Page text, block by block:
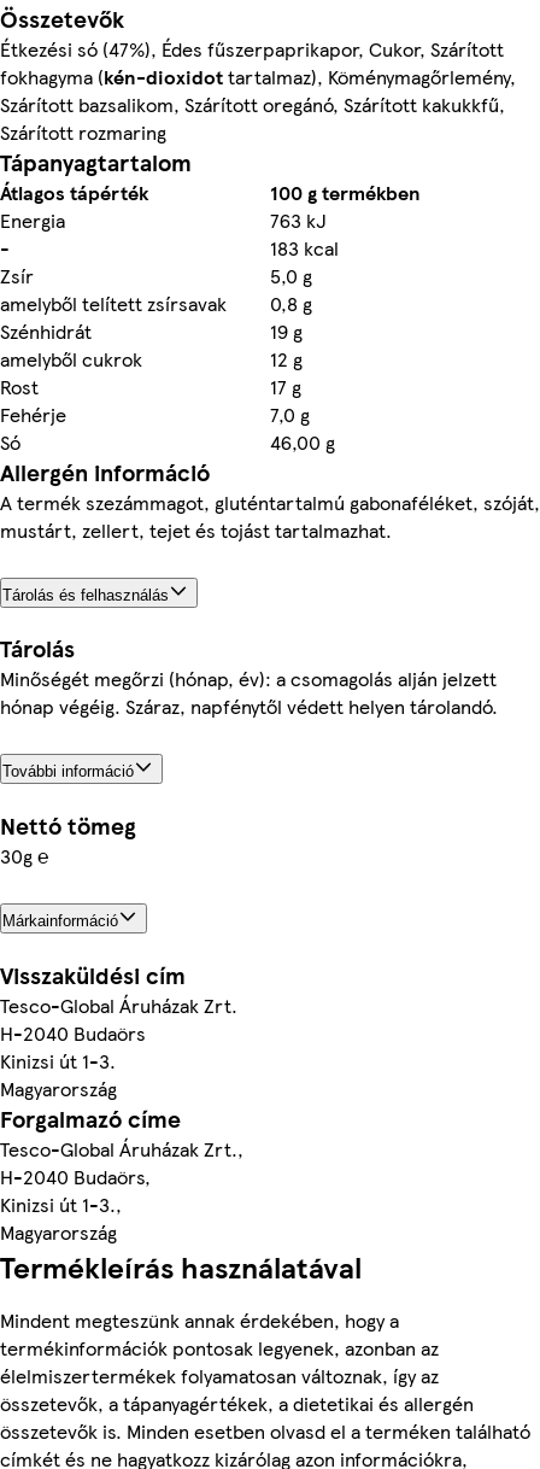
Összetevők
Étkezési só (47%), Édes fűszerpaprikapor, Cukor, Szárított
fokhagyma (kén-dioxidottartalmaz), Köménymagőrlemény,
Szárított bazsalikom, Szárított oregánó, Szárított kakukkfű,
Szárított rozmaring
Tápanyagtartalom
Átlagos tápérték
100 g termékben
Energia
763 kJ
-
183 kcal
Zsír
5,0 g
amelyből telített zsírsavak
0,8 g
Szénhidrát
19 g
amelyből cukrok
12 g
Rost
17 g
Fehérje
7,0 g
Só
46,00 g
Allergén információ
A termék szezámmagot, gluténtartalmú gabonaféléket, szóját,
mustárt, zellert, tejet és tojást tartalmazhat.
Tárolás és felhasználás
Tárolás
Minőségét megőrzi (hónap, év): a csomagolás alján jelzett
hónap végéig. Száraz, napfénytől védett helyen tárolandó.
További információ
Nettó tömeg
30g ℮
Márkainformáció
Visszaküldési cím
Tesco-Global Áruházak Zrt.
H-2040 Budaörs
Kinizsi út 1-3.
Magyarország
Forgalmazó címe
Tesco-Global Áruházak Zrt.,
H-2040 Budaörs,
Kinizsi út 1-3.,
Magyarország
Termékleírás használatával
Mindent megteszünk annak érdekében, hogy a
termékinformációk pontosak legyenek, azonban az
élelmiszertermékek folyamatosan változnak, így az
összetevők, a tápanyagértékek, a dietetikai és allergén
összetevők is. Minden esetben olvasd el a terméken található
címkét és ne hagyatkozz kizárólag azon információkra,